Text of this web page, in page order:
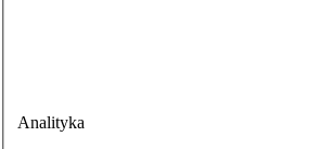
Analityka